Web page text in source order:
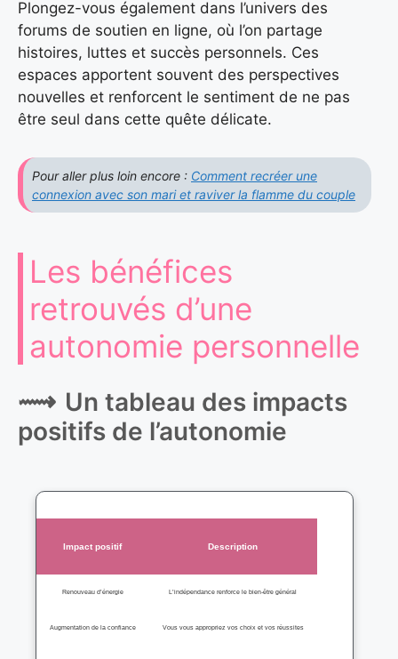
Plongez-vous également dans l’univers des
forums de soutien en ligne, où l’on partage
histoires, luttes et succès personnels. Ces
espaces apportent souvent des perspectives
nouvelles et renforcent le sentiment de ne pas
être seul dans cette quête délicate.
Pour aller plus loin encore : Comment recréer une
connexion avec son mari et raviver la flamme du couple
Les bénéfices
retrouvés d’une
autonomie personnelle
Un tableau des impacts
positifs de l’autonomie
Impact positif Description
Renouveau d’énergie L’indépendance renforce le bien-être général
Augmentation de la confiance Vous vous appropriez vos choix et vos réussites